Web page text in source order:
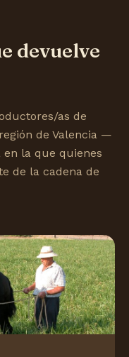
devuelve
as de
de Valencia —
la que quienes
de la cadena de